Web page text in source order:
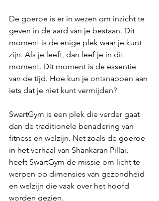
De goeroe is er in wezen om inzicht te
geven in de aard van je bestaan. Dit
moment is de enige plek waar je kunt
zijn. Als je leeft, dan leef je in dit
moment. Dit moment is de essentie
van de tijd. Hoe kun je ontsnappen aan
iets dat je niet kunt vermijden?
SwartGym is een plek die verder gaat
dan de traditionele benadering van
fitness en welzijn. Net zoals de goeroe
in het verhaal van Shankaran Pillai,
heeft SwartGym de missie om licht te
werpen op dimensies van gezondheid
en welzijn die vaak over het hoofd
worden gezien.